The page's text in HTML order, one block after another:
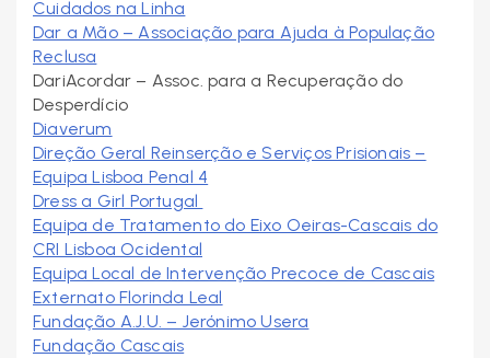
Cuidados na Linha
Dar a Mão – Associação para Ajuda à População
Reclusa
DariAcordar – Assoc. para a Recuperação do
Desperdício
Diaverum
Direção Geral Reinserção e Serviços Prisionais –
Equipa Lisboa Penal 4
Dress a Girl Portugal
Equipa de Tratamento do Eixo Oeiras-Cascais do
CRI Lisboa Ocidental
Equipa Local de Intervenção Precoce de Cascais
Externato Florinda Leal
Fundação A.J.U. – Jerónimo Usera
Fundação Cascais